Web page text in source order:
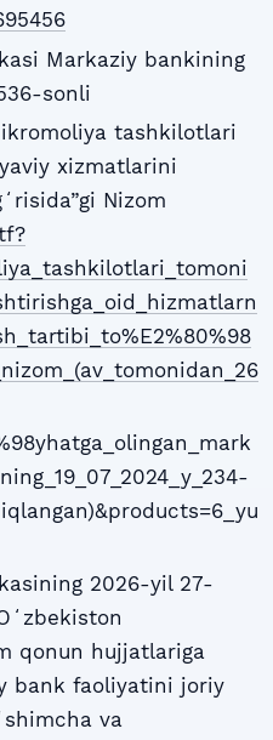
Markaziy bankining
sonli
tashkilotlari
xizmatlarini
Nizom
2026-yil 27-
qonun hujjatlariga
bank faoliyatini joriy
va